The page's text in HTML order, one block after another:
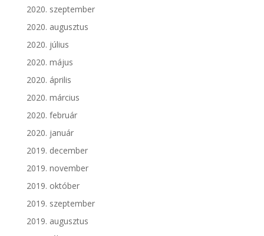
2020. szeptember
2020. augusztus
2020. július
2020. május
2020. április
2020. március
2020. február
2020. január
2019. december
2019. november
2019. október
2019. szeptember
2019. augusztus